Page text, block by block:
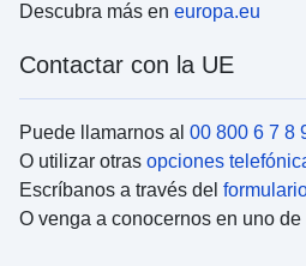
Descubra más en europa.eu
Contactar con la UE
Puede llamarnos al 00 800 6 7 8
O utilizar otras opciones
Escríbanos a través del
O venga a conocernos en uno de